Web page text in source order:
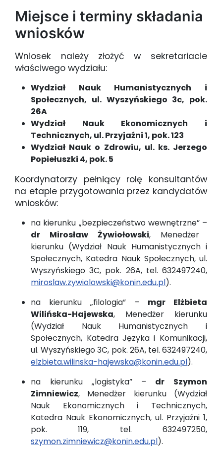
Miejsce i terminy składania
wniosków
Wniosek należy złożyć w sekretariacie
właściwego wydziału:
Wydział Nauk Humanistycznych i
Społecznych, ul. Wyszyńskiego 3c, pok.
26A
Wydział Nauk Ekonomicznych i
Technicznych, ul. Przyjaźni 1, pok. 123
Wydział Nauk o Zdrowiu, ul. ks. Jerzego
Popiełuszki 4, pok. 5
Koordynatorzy pełniący rolę konsultantów
na etapie przygotowania przez kandydatów
wniosków:
na kierunku „bezpieczeństwo wewnętrzne” –
dr Mirosław Żywiołowski, Menedżer
kierunku (Wydział Nauk Humanistycznych i
Społecznych, Katedra Nauk Społecznych, ul.
Wyszyńskiego 3C, pok. 26A, tel. 632497240,
miroslaw.zywiolowski@konin.edu.pl).
na kierunku „filologia” – mgr Elżbieta
Wilińska-Hajewska, Menedżer kierunku
(Wydział Nauk Humanistycznych i
Społecznych, Katedra Języka i Komunikacji,
ul. Wyszyńskiego 3C, pok. 26A, tel. 632497240,
elzbieta.wilinska-hajewska@konin.edu.pl).
na kierunku „logistyka” – dr Szymon
Zimniewicz, Menedżer kierunku (Wydział
Nauk Ekonomicznych i Technicznych,
Katedra Nauk Ekonomicznych, ul. Przyjaźni 1,
pok. 119, tel. 632497250,
szymon.zimniewicz@konin.edu.pl).